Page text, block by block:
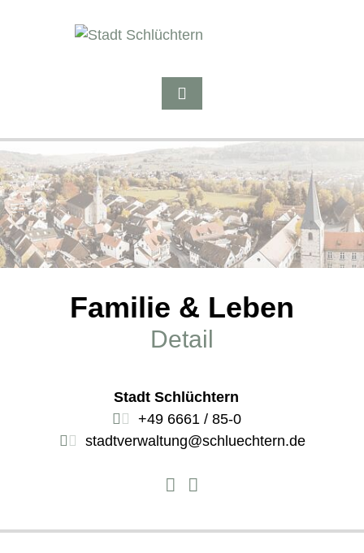
Familie & Leben
Detail
Stadt Schlüchtern
+49 6661 / 85-0
stadtverwaltung@schluechtern.de